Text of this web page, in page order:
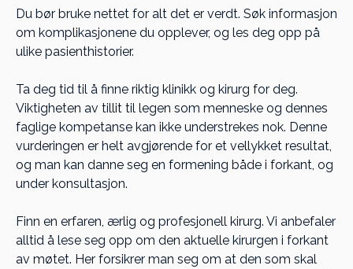
Du bør bruke nettet for alt det er verdt. Søk informasjon
om komplikasjonene du opplever, og les deg opp på
ulike pasienthistorier.
Ta deg tid til å finne riktig klinikk og kirurg for deg.
Viktigheten av tillit til legen som menneske og dennes
faglige kompetanse kan ikke understrekes nok. Denne
vurderingen er helt avgjørende for et vellykket resultat,
og man kan danne seg en formening både i forkant, og
under konsultasjon.
Finn en erfaren, ærlig og profesjonell kirurg. Vi anbefaler
alltid å lese seg opp om den aktuelle kirurgen i forkant
av møtet. Her forsikrer man seg om at den som skal